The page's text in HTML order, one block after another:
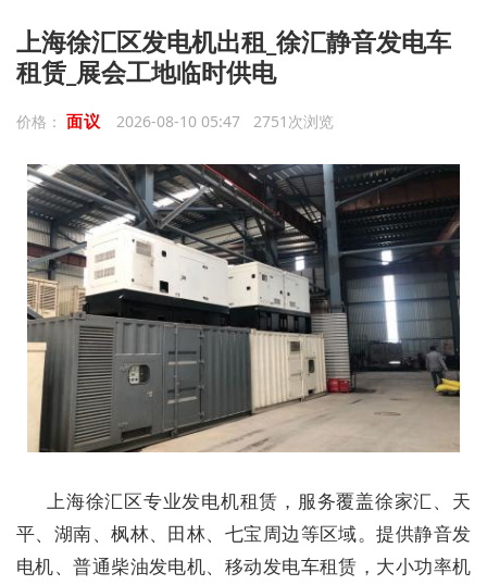
上海徐汇区发电机出租_徐汇静音发电车
租赁_展会工地临时供电
价格： 面议 2026-08-10 05:47 2751次浏览
上海徐汇区专业发电机租赁，服务覆盖徐家汇、天
平、湖南、枫林、田林、七宝周边等区域。提供静音发
电机、普通柴油发电机、移动发电车租赁，大小功率机